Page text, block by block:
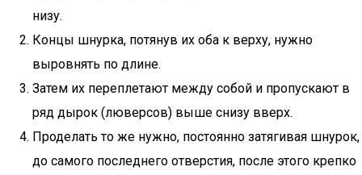
низу.
Концы шнурка, потянув их оба к верху, нужно
выровнять по длине.
Затем их переплетают между собой и пропускают в
ряд дырок (люверсов) выше снизу вверх.
Проделать то же нужно, постоянно затягивая шнурок,
до самого последнего отверстия, после этого крепко